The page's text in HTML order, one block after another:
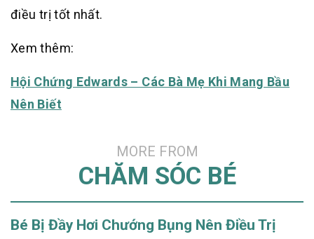
điều trị tốt nhất.
Xem thêm:
Hội Chứng Edwards – Các Bà Mẹ Khi Mang Bầu
Nên Biết
MORE FROM
CHĂM SÓC BÉ
Bé Bị Đầy Hơi Chướng Bụng Nên Điều Trị